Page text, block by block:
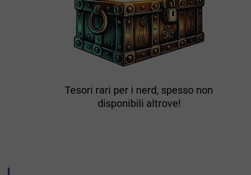
Tesori rari per i nerd, spesso non
disponibili altrove!